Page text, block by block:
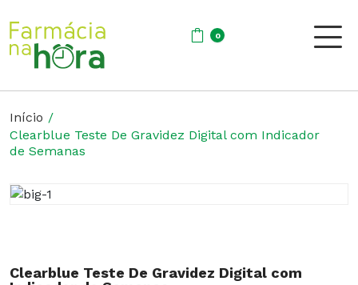
0
Início
Clearblue Teste De Gravidez Digital com Indicador
de Semanas
Clearblue Teste De Gravidez Digital com